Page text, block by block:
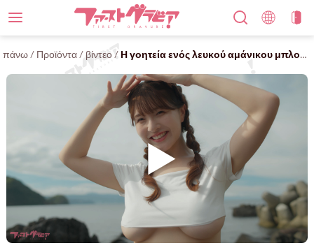
πάνω / Προϊόντα /βίντεο / Η γοητεία ενός λευκού αμάνικου μπλουζάκι